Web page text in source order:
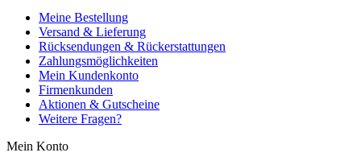
Meine Bestellung
Versand & Lieferung
Rücksendungen & Rückerstattungen
Zahlungsmöglichkeiten
Mein Kundenkonto
Firmenkunden
Aktionen & Gutscheine
Weitere Fragen?
Mein Konto